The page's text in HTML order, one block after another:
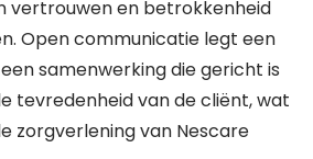
vertrouwen en betrokkenheid
Open communicatie legt een
samenwerking die gericht is
tevredenheid van de cliënt, wat
zorgverlening van Nescare